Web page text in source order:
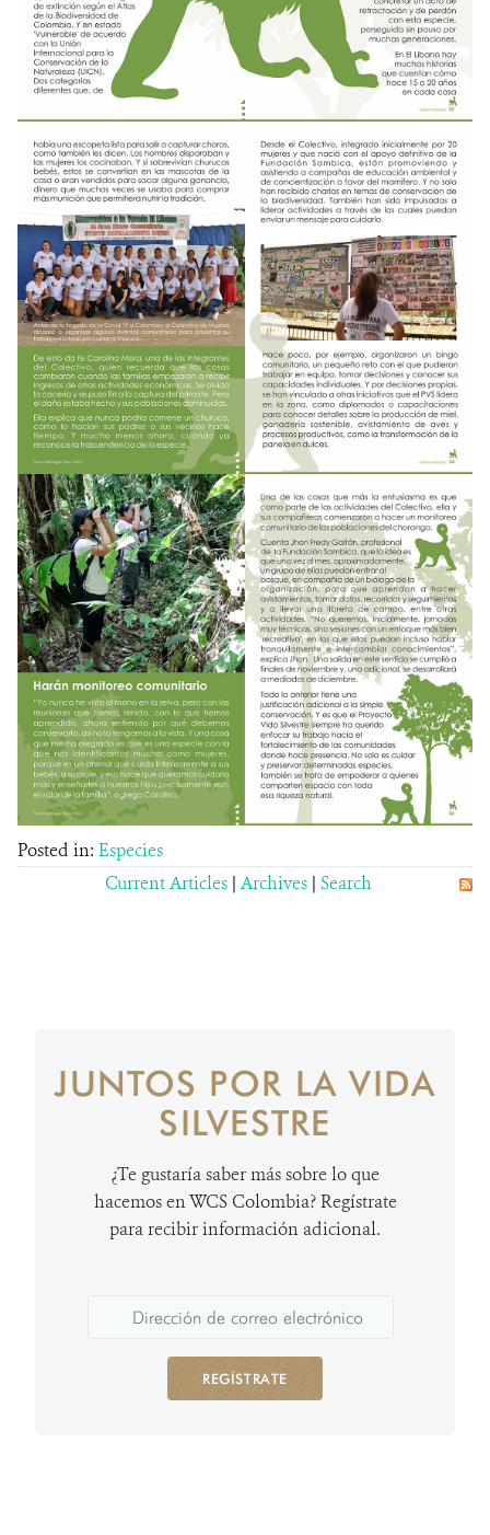
Posted in: Especies
Current Articles | Archives | Search
JUNTOS POR LA VIDA
SILVESTRE
¿Te gustaría saber más sobre lo que
hacemos en WCS Colombia? Regístrate
para recibir información adicional.
REGÍSTRATE